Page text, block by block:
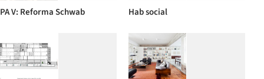
PA V: Reforma Schwab Hab social